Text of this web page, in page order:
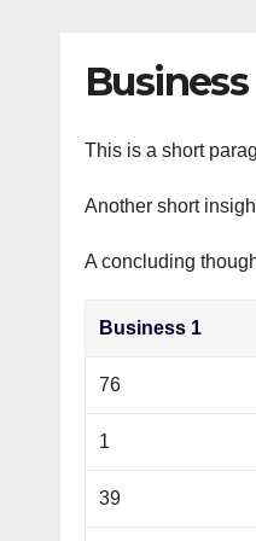
This is a short
Another short
A concluding
Business 1
76
1
39